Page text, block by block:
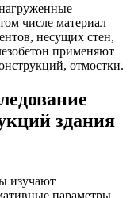
числе материал
несущих стен,
применяют
отмостки.
здания
изучают
параметры